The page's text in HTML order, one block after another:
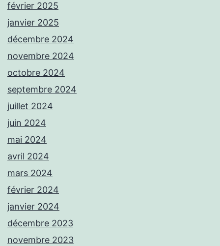
février 2025
janvier 2025
décembre 2024
novembre 2024
octobre 2024
septembre 2024
juillet 2024
juin 2024
mai 2024
avril 2024
mars 2024
février 2024
janvier 2024
décembre 2023
novembre 2023